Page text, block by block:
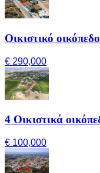
Οικιστικό
€ 290,000
4 Οικιστικά
€ 100,000